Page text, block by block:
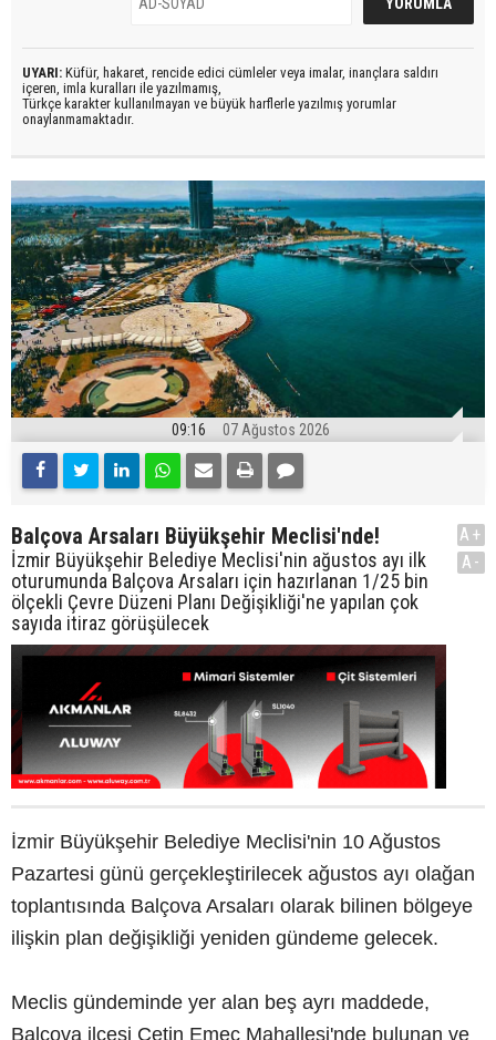
UYARI: Küfür, hakaret, rencide edici cümleler veya imalar, inançlara saldırı
içeren, imla kuralları ile yazılmamış,
Türkçe karakter kullanılmayan ve büyük harflerle yazılmış yorumlar
onaylanmamaktadır.
09:16 07 Ağustos 2026
Balçova Arsaları Büyükşehir Meclisi'nde!
İzmir Büyükşehir Belediye Meclisi'nin ağustos ayı ilk
oturumunda Balçova Arsaları için hazırlanan 1/25 bin
ölçekli Çevre Düzeni Planı Değişikliği'ne yapılan çok
sayıda itiraz görüşülecek
A+
A-
İzmir Büyükşehir Belediye Meclisi'nin 10 Ağustos
Pazartesi günü gerçekleştirilecek ağustos ayı olağan
toplantısında Balçova Arsaları olarak bilinen bölgeye
ilişkin plan değişikliği yeniden gündeme gelecek.
Meclis gündeminde yer alan beş ayrı maddede,
Balçova ilçesi Çetin Emeç Mahallesi'nde bulunan ve